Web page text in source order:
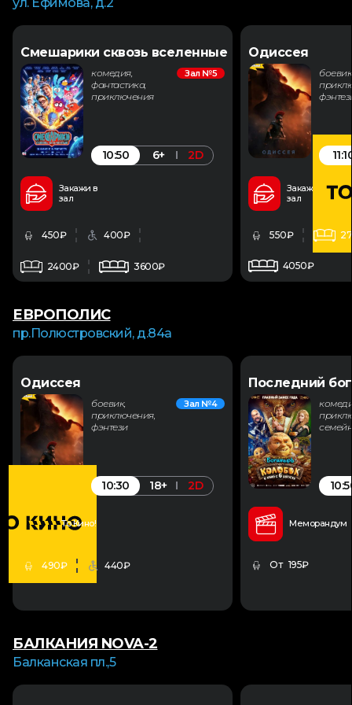
Смешарики сквозь вселенные
комедия,
фантастика,
приключения
Зал №5
10:50 6+ 2D
Закажи в
зал
450₽ 400₽
2400₽ 3600₽
Одиссея
Закажи в
зал
550₽
4050₽
ЕВРОПОЛИС
пр.Полюстровский, д.84а
Одиссея
боевик,
приключения,
фэнтези
Зал №4
10:30 18+ 2D
То Кино!
490₽ 440₽
Последний
Меморандум
От 195₽
БАЛКАНИЯ NOVA-2
Балканская пл.,5